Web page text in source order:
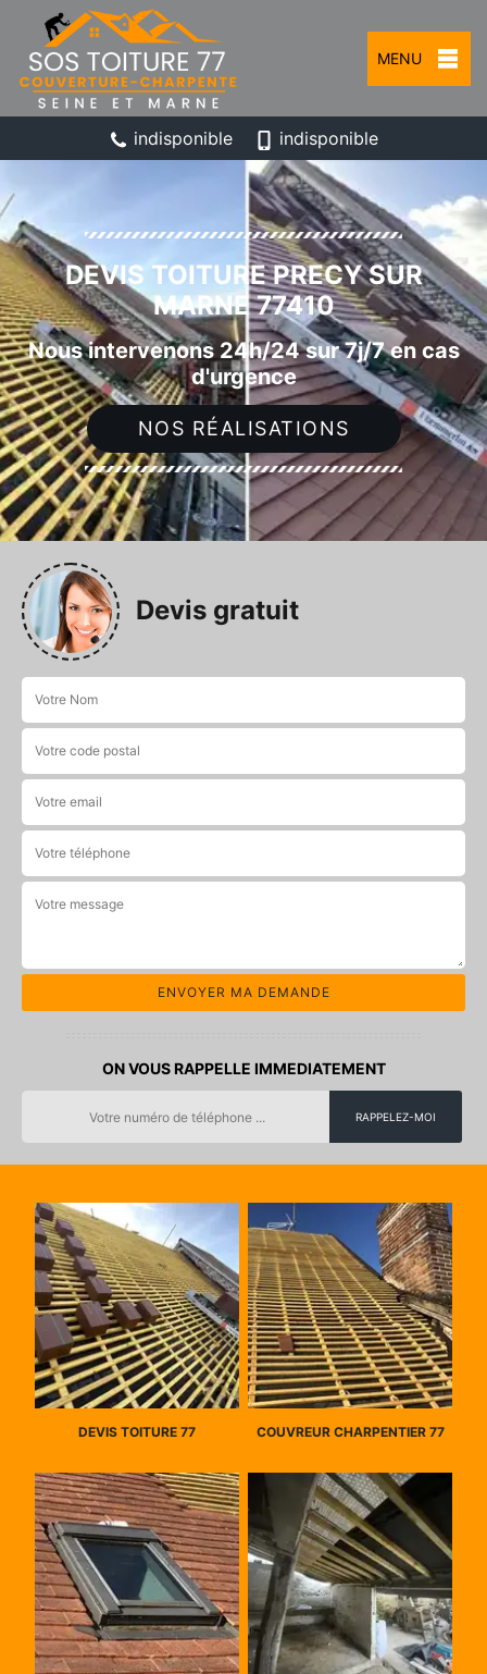
MENU
indisponible indisponible
DEVIS TOITURE PRECY SUR
MARNE 77410
Nous intervenons 24h/24 sur 7j/7 en cas
d'urgence
NOS RÉALISATIONS
Devis gratuit
ON VOUS RAPPELLE IMMEDIATEMENT
DEVIS TOITURE 77 COUVREUR CHARPENTIER 77